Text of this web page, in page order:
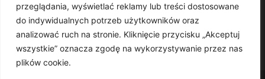
przeglądania, wyświetlać reklamy lub treści dostosowane
do indywidualnych potrzeb użytkowników oraz
analizować ruch na stronie. Kliknięcie przycisku „Akceptuj
wszystkie” oznacza zgodę na wykorzystywanie przez nas
plików cookie.
Mapa witryny
Polityka prywatności
RSS